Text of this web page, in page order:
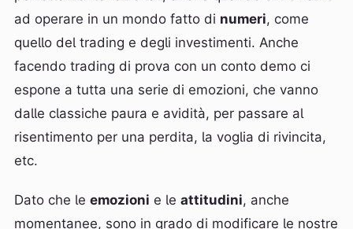
ad operare in un mondo fatto di numeri, come
quello del trading e degli investimenti. Anche
facendo trading di prova con un conto demo ci
espone a tutta una serie di emozioni, che vanno
dalle classiche paura e avidità, per passare al
risentimento per una perdita, la voglia di rivincita,
etc.
Dato che le emozioni e le attitudini, anche
momentanee, sono in grado di modificare le nostre